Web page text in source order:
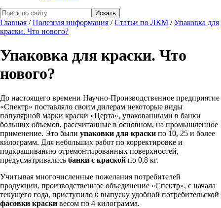
Главная /Полезная информация /Статьи по ЛКМ /Упаковка для
краски. Что нового?
Упаковка для краски. Что
нового?
До настоящего времени Научно-Производственное предприятие
«Спектр» поставляло своим дилерам некоторые виды
популярной марки краски «Церта», упакованными в банки
больших объемов, рассчитанные в основном, на промышленное
применение. Это были упаковки для краски по 10, 25 и более
килограмм. Для небольших работ по корректировке и
подкрашиванию отремонтированных поверхностей,
предусматривались банки с краской по 0,8 кг.
Учитывая многочисленные пожелания потребителей
продукции, производственное объединение «Спектр», с начала
текущего года, приступило к выпуску удобной потребительской
фасовки краски весом по 4 килограмма.